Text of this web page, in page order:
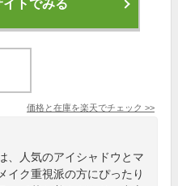
トでみる
価格と在庫を楽天でチェック >>
、人気のアイシャドウとマ
イク重視派の方にぴったり